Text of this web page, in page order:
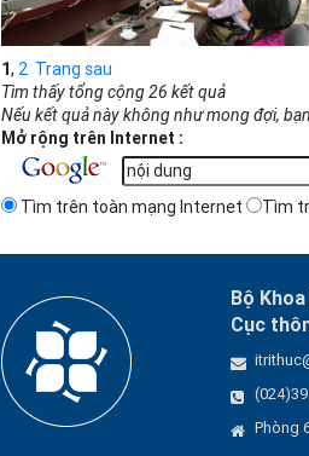
1, 2 Trang sau
Tìm thấy tổng cộng 26 kết quả
Nếu kết quả này không như mong đợi,
Mở rộng trên Internet :
Tìm trên toàn mạng Internet Tìm
Bộ
Cục
Phòng